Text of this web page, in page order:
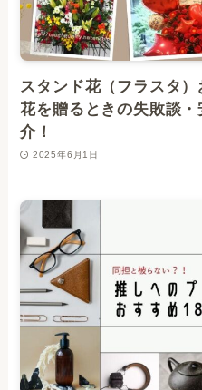
スタンド花（フラスタ
花を贈るときの失敗談
介！
2025年6月1日